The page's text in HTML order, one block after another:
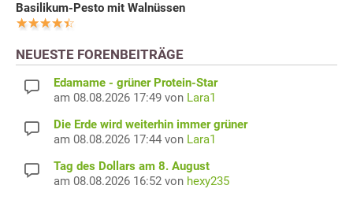
Basilikum-Pesto mit Walnüssen
NEUESTE FORENBEITRÄGE
Edamame - grüner Protein-Star
am 08.08.2026 17:49 von Lara1
Die Erde wird weiterhin immer grüner
am 08.08.2026 17:44 von Lara1
Tag des Dollars am 8. August
am 08.08.2026 16:52 von hexy235